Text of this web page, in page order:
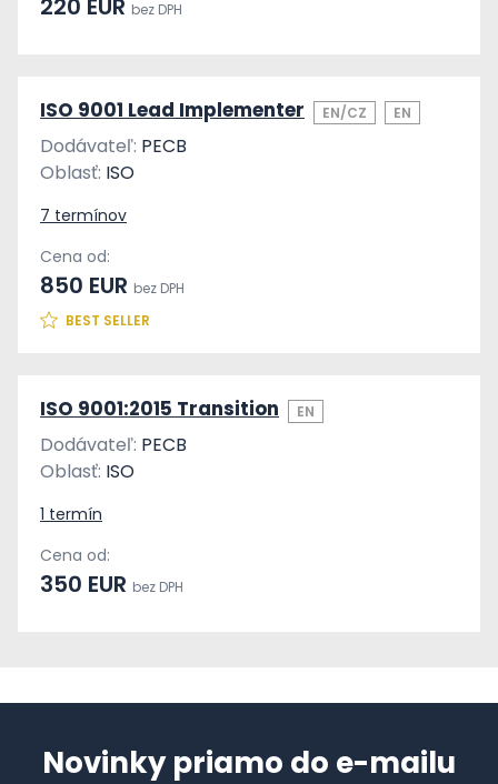
220 EUR bez DPH
ISO 9001 Lead Implementer EN/CZ EN
Dodávateľ: PECB
Oblasť: ISO
7 termínov
Cena od:
850 EUR bez DPH
BEST SELLER
ISO 9001:2015 Transition EN
Dodávateľ: PECB
Oblasť: ISO
1 termín
Cena od:
350 EUR bez DPH
Novinky priamo do e-mailu